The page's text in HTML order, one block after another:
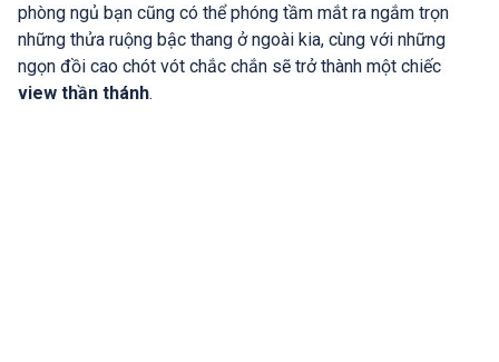
phòng ngủ bạn cũng có thể phóng tầm mắt ra ngắm trọn
những thửa ruộng bậc thang ở ngoài kia, cùng với những
ngọn đồi cao chót vót chắc chắn sẽ trở thành một chiếc
view thần thánh.